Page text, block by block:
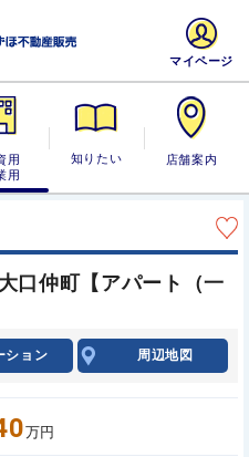
事業
知りたい 店舗案内
マイページ
口仲町【アパート（一
ション 周辺地図
万円